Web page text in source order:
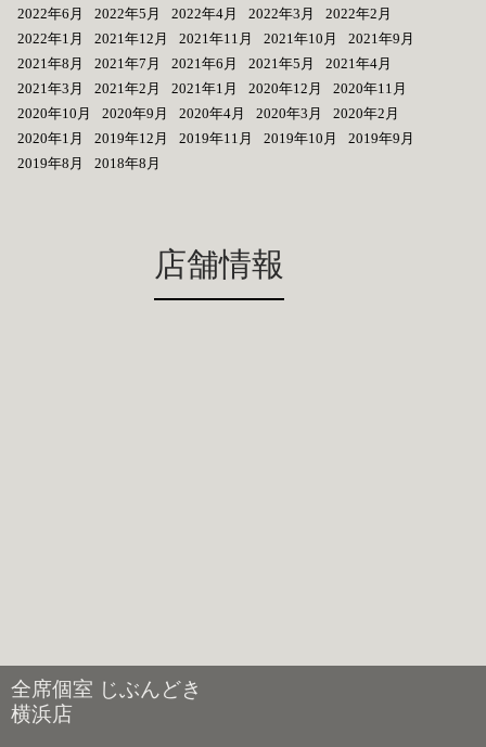
2022年6月 2022年5月 2022年4月 2022年3月
2022年2月
2022年1月
2021年12月 2021年11月 2021年10月
2021年9月
2021年8月
2021年7月 2021年6月 2021年5月
2021年4月
2021年3月
2021年2月 2021年1月 2020年12月
2020年11月
2020年10月
2020年9月 2020年4月 2020年3月
2020年2月
2020年1月
2019年12月 2019年11月 2019年10月
2019年9月
2019年8月
2018年8月
店舗情報
全席個室 じぶんどき
横浜店